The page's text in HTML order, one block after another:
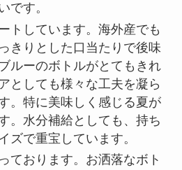
です。
トしています。海外産でも
きりとした口当たりで後味
ルーのボトルがとてもきれ
としても様々な工夫を凝ら
。特に美味しく感じる夏が
。水分補給としても、持ち
ズで重宝しています。
ております。お洒落なボト